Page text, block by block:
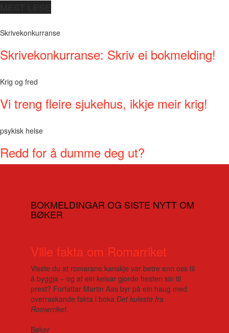
Skrivekonkurranse
Skrivekonkurranse: Skriv ei bokmelding!
Krig og fred
Vi treng fleire sjukehus, ikkje meir krig!
psykisk helse
Redd for å dumme deg ut?
BOKMELDINGAR OG SISTE NYTT OM
BØKER
Ville fakta om Romarriket
Visste du at romarane kanskje var betre enn oss til
å byggja – og at ein keisar gjorde hesten sin til
prest? Forfattar Martin Aas byr på ein haug med
overraskande fakta i boka Det kuleste fra
Romerriket.
Bøker